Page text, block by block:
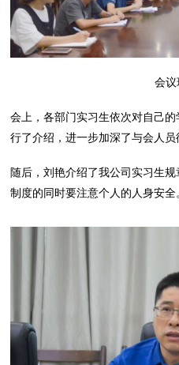
会议
会上，各部门实习生依次对自己
行了介绍，进一步加深了与会人员
随后，刘艳介绍了我公司实习生
制度的同时要注意个人的人身安全